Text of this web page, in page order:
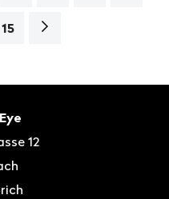
15
Nächste
12